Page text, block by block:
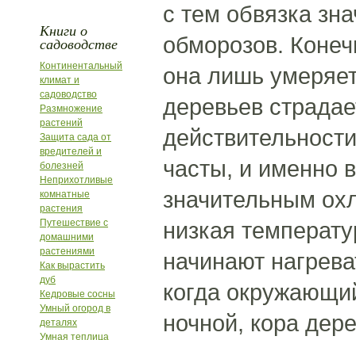
Книги о
садоводстве
Континентальный
климат и
садоводство
Размножение
растений
Защита сада от
вредителей и
болезней
Неприхотливые
комнатные
растения
Путешествие с
домашними
растениями
Как вырастить
дуб
Кедровые сосны
Умный огород в
деталях
Умная теплица
с тем обвязка
обморозов.
она лишь
деревьев
часты, и именно
значительным
низкая
начинают
когда
ночной, кора